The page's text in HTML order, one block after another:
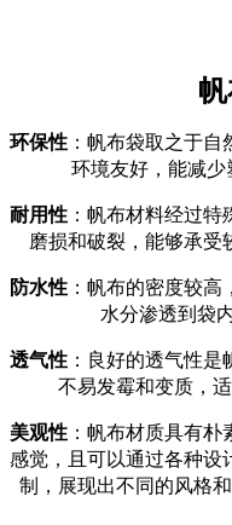
环保性 ：帆布袋取之于
环境友好，能减
耐用性 ：帆布材料经过
磨损和破裂，能够承受
防水性 ：帆布的密度较
水分渗透到袋
透气性 ：良好的透气性
不易发霉和变质，
美观性 ：帆布材质具有
感觉，且可以通过各种设
制，展现出不同的风格